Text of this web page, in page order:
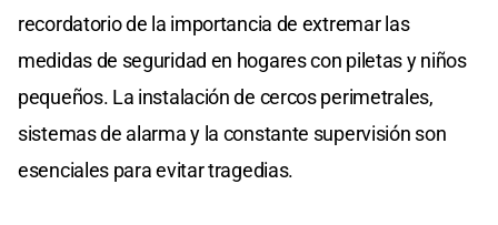
recordatorio de la importancia de extremar las
medidas de seguridad en hogares con piletas y niños
pequeños. La instalación de cercos perimetrales,
sistemas de alarma y la constante supervisión son
esenciales para evitar tragedias.